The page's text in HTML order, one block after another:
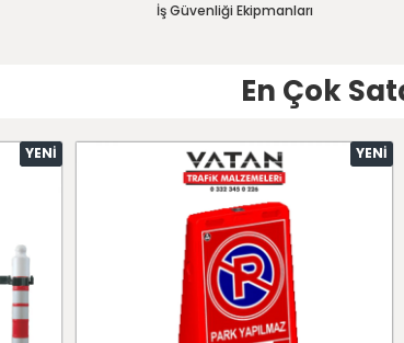
İş Güvenliği Ekipmanları
En Çok
YENI YENI